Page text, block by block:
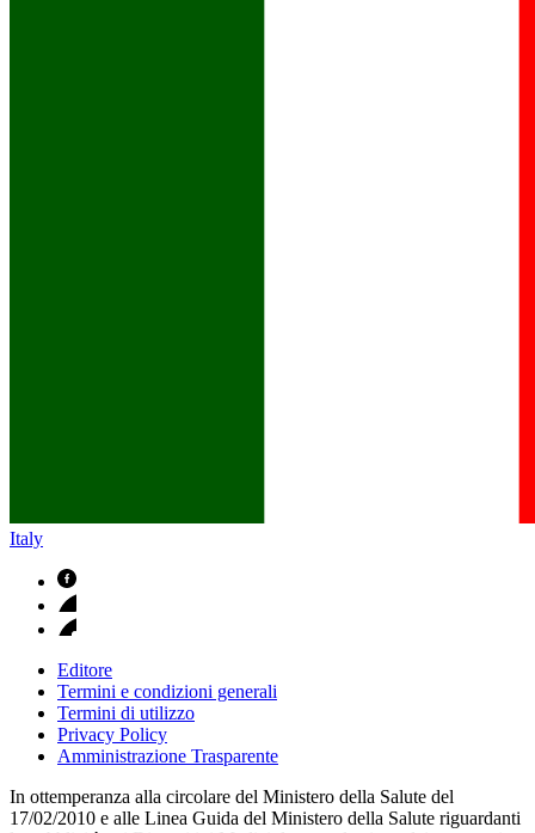
Italy
Editore
Termini e condizioni generali
Termini di utilizzo
Privacy Policy
Amministrazione Trasparente
In ottemperanza alla circolare del Ministero della Salute del
17/02/2010 e alle Linea Guida del Ministero della Salute riguardanti